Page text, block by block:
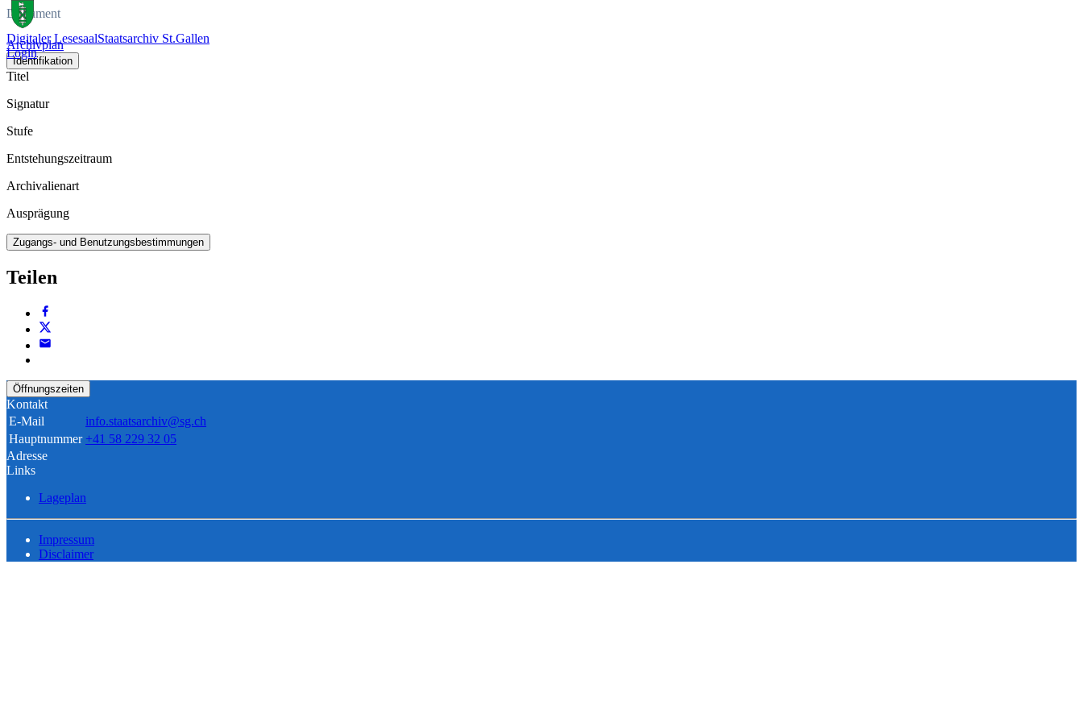
Digitaler LesesaalStaatsarchiv St.Gallen
Login
Dokument
Archivplan
Identifikation
Titel
Signatur
Stufe
Entstehungszeitraum
Archivalienart
Ausprägung
Zugangs- und Benutzungsbestimmungen
Teilen
Öffnungszeiten
Kontakt
E-Mail
info.staatsarchiv@sg.ch
Hauptnummer +41 58 229 32 05
Adresse
Links
Lageplan
Impressum
Disclaimer